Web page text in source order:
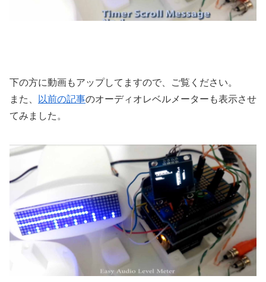
下の方に動画もアップしてますので、ご覧ください。
また、 以前の記事のオーディオレベルメーターも表示させ
てみました。